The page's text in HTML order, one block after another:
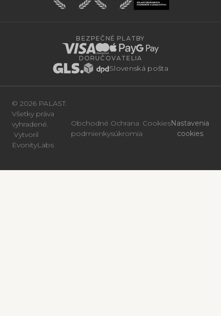
BEZPEČNÉ PLATBY
DORUČOVATELIA
Slovenská pošta
© 2026 PALAST.
Všetky práva
vyhradené.
Vytvoril
EvonityLabs
Obchodné
podmienky
Ochrana
súkromia
CookiesNastavenia
cookies